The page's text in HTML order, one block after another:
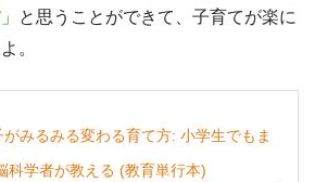
と思うことができて、子育てが楽に
。
みるみる変わる育て方: 小学生でもま
科学者が教える (教育単行本)